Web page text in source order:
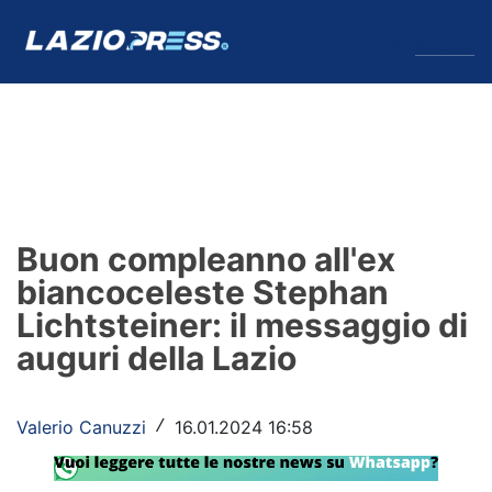
Formello
Infortuni
Primavera
Calciomercato
Lazio Women
Buon compleanno all'ex
biancoceleste Stephan
Lichtsteiner: il messaggio di
auguri della Lazio
Valerio Canuzzi / 16.01.2024 16:58